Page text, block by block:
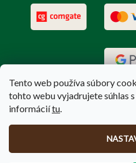
Tento web používa súbory
tohto webu vyjadrujete súhlas
informáciítu.